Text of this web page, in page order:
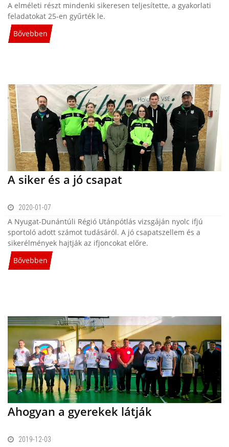
A elméleti részt mindenki sikeresen teljesítette, a gyakorlati
feladatokat 25-en gyűrték le.
Bővebben
A siker és a jó csapat
2020-01-07
A Nyugat-Dunántúli Régió Utánpótlás vizsgáján nyolc ifjú
sportoló adott számot tudásáról. A jó csapatszellem és a
sikerélmények hajtják az ifjoncokat előre.
Bővebben
Ahogyan a gyerekek látják
2019-12-03